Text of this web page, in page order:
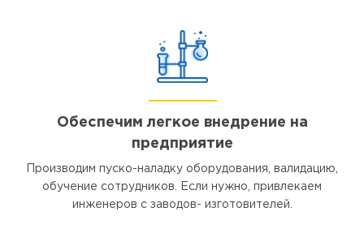
Обеспечим легкое внедрение на
предприятие
Производим пуско-наладку оборудования, валидацию,
обучение сотрудников. Если нужно, привлекаем
инженеров с заводов- изготовителей.